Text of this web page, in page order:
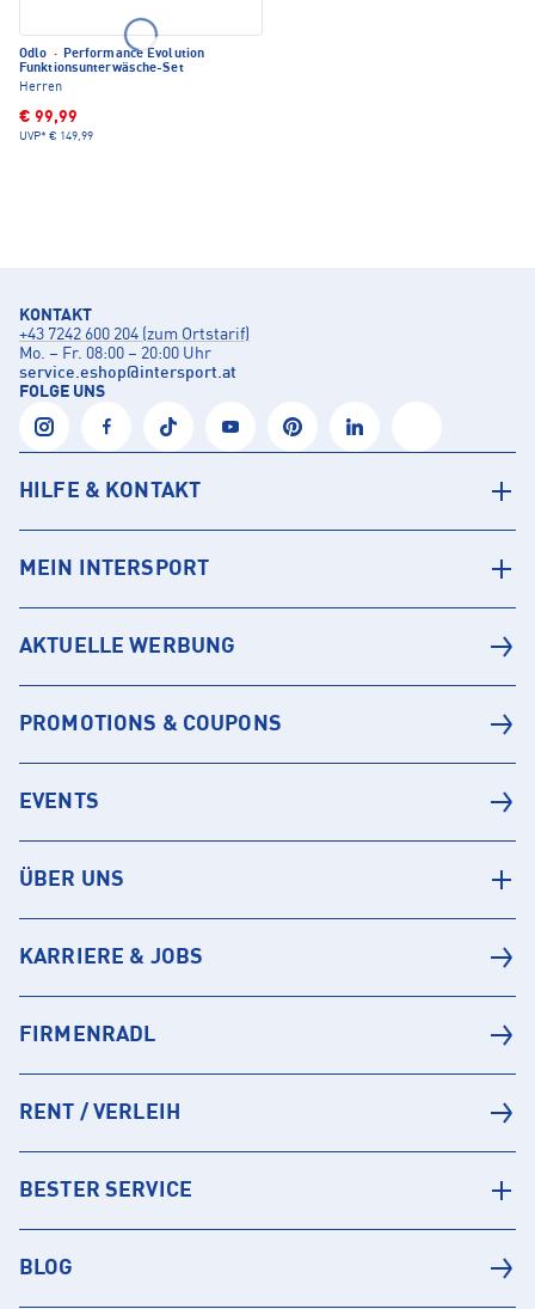
Odlo · Performance Evolution
Funktionsunterwäsche-Set
Herren
€ 99,99
UVP* € 149,99
KONTAKT
+43 7242 600 204 (zum Ortstarif)
Mo. – Fr. 08:00 – 20:00 Uhr
service.eshop@intersport.at
FOLGE UNS
HILFE & KONTAKT
MEIN INTERSPORT
AKTUELLE WERBUNG
PROMOTIONS & COUPONS
EVENTS
ÜBER UNS
KARRIERE & JOBS
FIRMENRADL
RENT / VERLEIH
BESTER SERVICE
BLOG